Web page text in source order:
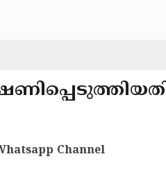
Channel